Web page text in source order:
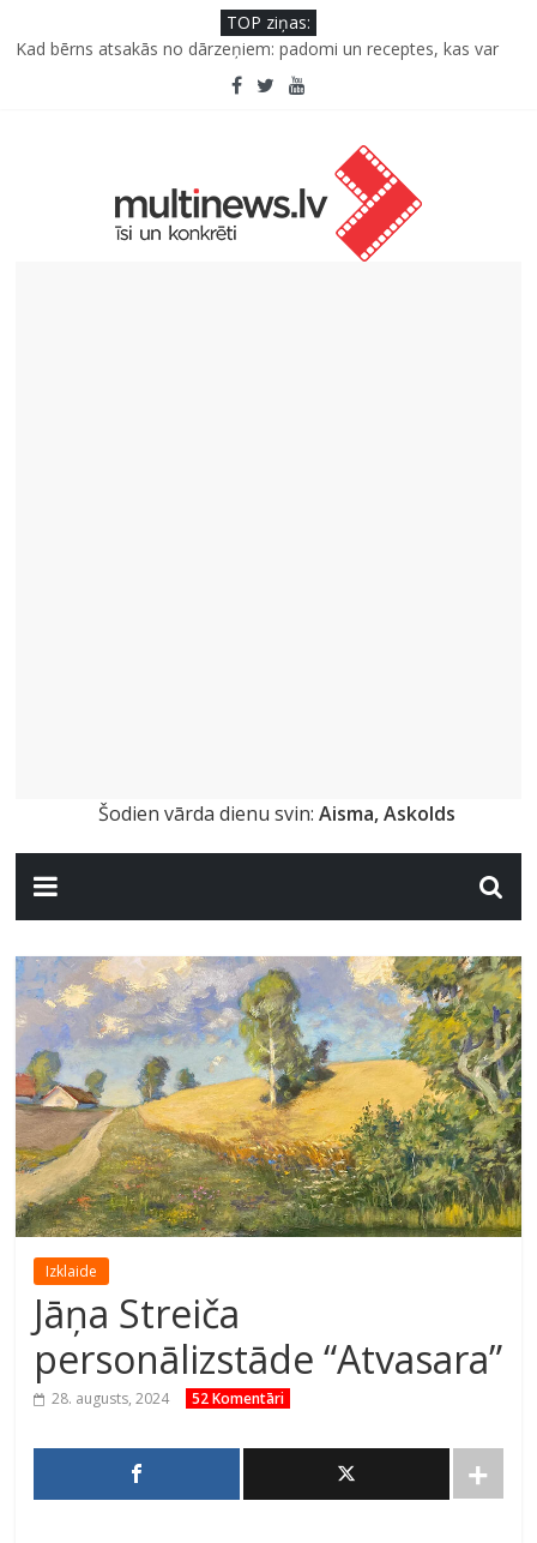
TOP ziņas:
Kāpēc padomju militāro mantojumu ir svarīgi izprast arī šodien
un kā to palīdz paveikt papildinātā realitāte
Kad bērns atsakās no dārzeņiem: padomi un receptes, kas var
Iniciatīvā “Daru labu dabai” aicina palīdzēt atjaunot Jašas upes
Septiņas profesijas, kas izturēs mākslīgā intelekta laikmetu
Šodien vārda dienu svin: Aisma, Askolds
Izklaide
Jāņa Streiča
personālizstāde “Atvasara”
28. augusts, 2024 52 Komentāri